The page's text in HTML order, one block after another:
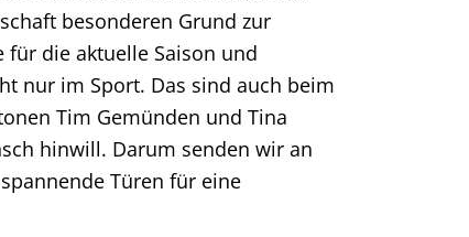
besonderen Grund zur
für die aktuelle Saison und
nur im Sport. Das sind auch beim
Tim Gemünden und Tina
hinwill. Darum senden wir an
Türen für eine